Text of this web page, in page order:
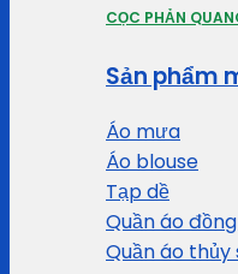
CỌC PHẢN
Sản phẩm
Áo mưa
Áo blouse
Tạp dề
Quần áo
Quần áo thủy